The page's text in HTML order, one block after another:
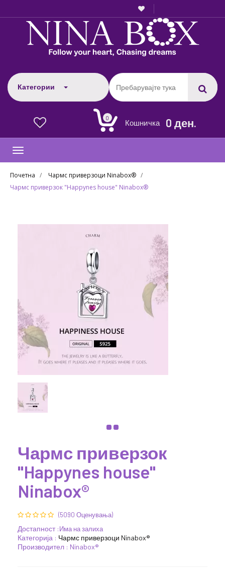
Категории
0
0
Кошничка 0 ден.
Toggle
Почетна
Чармс приверзоци Ninabox®
Чармс приверзок "Happynes house" Ninabox®
Чармс приверзок
"Happynes house"
Ninabox®
(5090 Оценувања)
Достапност :Има на залиха
Категорија : Чармс приверзоци Ninabox®
Производител : Ninabox®